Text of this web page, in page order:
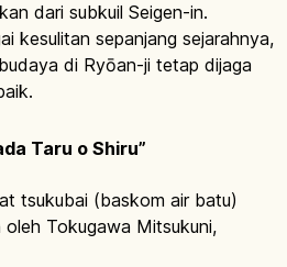
dari subkuil Seigen-in.
kesulitan sepanjang sejarahnya,
di Ryōan-ji tetap dijaga
Taru o Shiru”
tsukubai (baskom air batu)
Tokugawa Mitsukuni,